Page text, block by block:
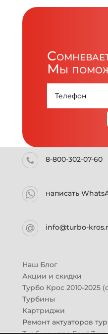
Мы
8-800-302-07-60
написать
info@turbo-
Наш Блог
Акции и скидки
Турбо Крос 2010-2025
Турбины
Картриджи
Ремонт актуаторов